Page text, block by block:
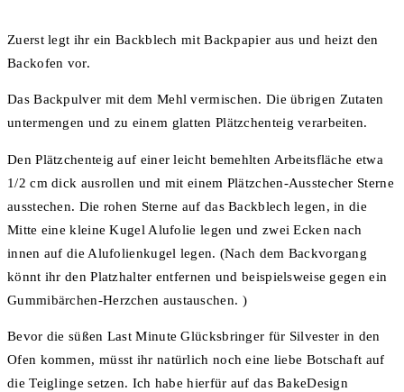
Zuerst legt ihr ein Backblech mit Backpapier aus und heizt den
Backofen vor.
Das Backpulver mit dem Mehl vermischen. Die übrigen Zutaten
untermengen und zu einem glatten Plätzchenteig verarbeiten.
Den Plätzchenteig auf einer leicht bemehlten Arbeitsfläche etwa
1/2 cm dick ausrollen und mit einem Plätzchen-Ausstecher Sterne
ausstechen. Die rohen Sterne auf das Backblech legen, in die
Mitte eine kleine Kugel Alufolie legen und zwei Ecken nach
innen auf die Alufolienkugel legen. (Nach dem Backvorgang
könnt ihr den Platzhalter entfernen und beispielsweise gegen ein
Gummibärchen-Herzchen austauschen. )
Bevor die süßen Last Minute Glücksbringer für Silvester in den
Ofen kommen, müsst ihr natürlich noch eine liebe Botschaft auf
die Teiglinge setzen. Ich habe hierfür auf das BakeDesign